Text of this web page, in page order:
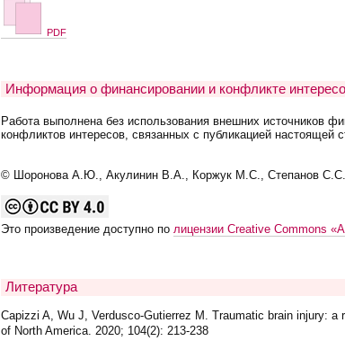
PDF
Информация о финансировании и конфликте
Работа выполнена без использования внешних источников
конфликтов интересов, связанных с публикацией настоящей
© Шоронова А.Ю., Акулинин В.А., Коржук М.С., Степанов
Это произведение доступно по лицензии Creative Commons
Литература
Capizzi A, Wu J, Verdusco-Gutierrez M. Traumatic brain injury:
of North America. 2020; 104(2): 213-238